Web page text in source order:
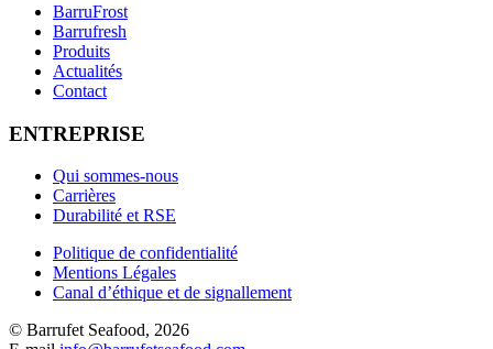
BarruFrost
Barrufresh
Produits
Actualités
Contact
ENTREPRISE
Qui sommes-nous
Carrières
Durabilité et RSE
Politique de confidentialité
Mentions Légales
Canal d’éthique et de signallement
© Barrufet Seafood, 2026